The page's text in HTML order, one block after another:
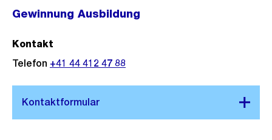
Gewinnung Ausbildung
Kontakt
Telefon +41 44 412 47 88